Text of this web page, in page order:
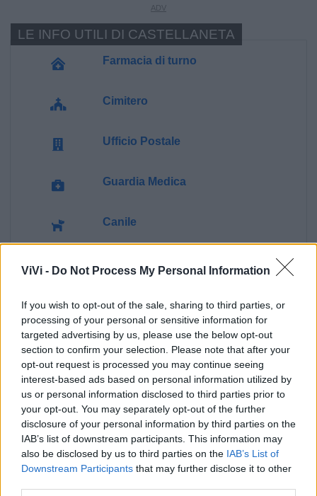
ViVi - Do Not Process My Personal Information
If you wish to opt-out of the sale, sharing to third parties, or
processing of your personal or sensitive information for
targeted advertising by us, please use the below opt-out
section to confirm your selection. Please note that after your
opt-out request is processed you may continue seeing
interest-based ads based on personal information utilized by
us or personal information disclosed to third parties prior to
your opt-out. You may separately opt-out of the further
disclosure of your personal information by third parties on the
IAB’s list of downstream participants. This information may
also be disclosed by us to third parties on the IAB’s List of
Downstream Participants that may further disclose it to other
Farmacia di turno
Cimitero
Ufficio Postale
Guardia Medica
Canile
Pubblica illuminazione
Ecocentro e rifiuti
LE INFO UTILI DI CASTELLANETA